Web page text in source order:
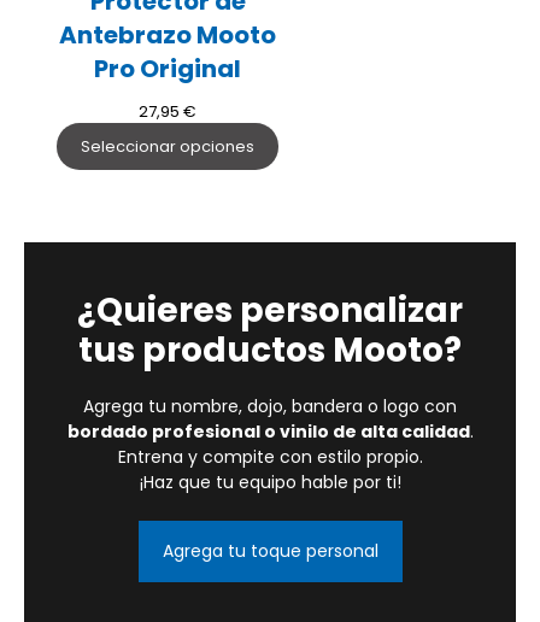
Antebrazo Mooto
Pro Original
27,95€
Seleccionar opciones
¿Quieres personalizar
tus productos Mooto?
Agrega tu nombre, dojo, bandera o logo con
bordado profesional o vinilo de alta calidad.
Entrena y compite con estilo propio.
¡Haz que tu equipo hable por ti!
Agrega tu toque personal